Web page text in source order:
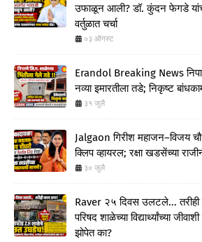
उफाळून आली? डॉ. कुंदन फेगडे
वर्तुळात चर्चा
०३ ऑगस्ट
Erandol Breaking News
नव्या इमारतीला तडे; निकृष्ट
३१ जुलै
Jalgaon गिरीश महाजन–विजय
क्लिप व्हायरल; रक्षा खडसेंच्या
३० जुलै
Raver २५ दिवस उलटले... तरीही
परिषद शाळेच्या विद्यार्थ्यांच्या
झोपेत का?